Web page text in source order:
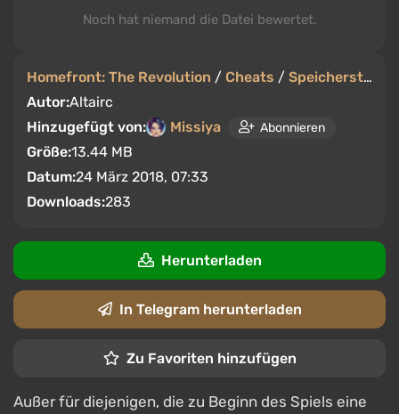
Homefront: The Revolution / Cheats / Speicherstände
Autor:Altairc
Hinzugefügt von:
Missiya Abonnieren
Größe:13.44 MB
Datum:24 März 2018, 07:33
Downloads:283
Noch hat niemand die Datei bewertet.
Herunterladen
In Telegram herunterladen
Zu Favoriten hinzufügen
Außer für diejenigen, die zu Beginn des Spiels eine